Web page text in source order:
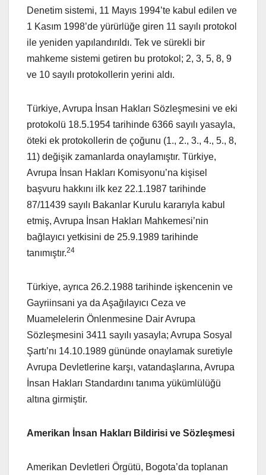
Denetim sistemi, 11 Mayıs 1994’te kabul edilen ve
1 Kasım 1998’de yürürlüğe giren 11 sayılı protokol
ile yeniden yapılandırıldı. Tek ve sürekli bir
mahkeme sistemi getiren bu protokol; 2, 3, 5, 8, 9
ve 10 sayılı protokollerin yerini aldı.
Türkiye, Avrupa İnsan Hakları Sözleşmesini ve eki
protokolü 18.5.1954 tarihinde 6366 sayılı yasayla,
öteki ek protokollerin de çoğunu (1., 2., 3., 4., 5., 8,
11) değişik zamanlarda onaylamıştır. Türkiye,
Avrupa İnsan Hakları Komisyonu’na kişisel
başvuru hakkını ilk kez 22.1.1987 tarihinde
87/11439 sayılı Bakanlar Kurulu kararıyla kabul
etmiş, Avrupa İnsan Hakları Mahkemesi’nin
bağlayıcı yetkisini de 25.9.1989 tarihinde
tanımıştır.24
Türkiye, ayrıca 26.2.1988 tarihinde işkencenin ve
Gayriinsani ya da Aşağılayıcı Ceza ve
Muamelelerin Önlenmesine Dair Avrupa
Sözleşmesini 3411 sayılı yasayla; Avrupa Sosyal
Şartı’nı 14.10.1989 gününde onaylamak suretiyle
Avrupa Devletlerine karşı, vatandaşlarına, Avrupa
İnsan Hakları Standardını tanıma yükümlülüğü
altına girmiştir.
Amerikan İnsan Hakları Bildirisi ve Sözleşmesi
Amerikan Devletleri Örgütü, Bogota’da toplanan